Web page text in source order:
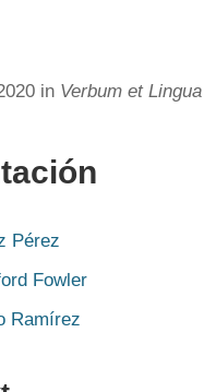
in Verbum et Lingua
Pérez
Fowler
Ramírez